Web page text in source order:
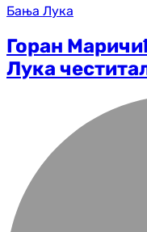
Бања Лука
Горан
Лука